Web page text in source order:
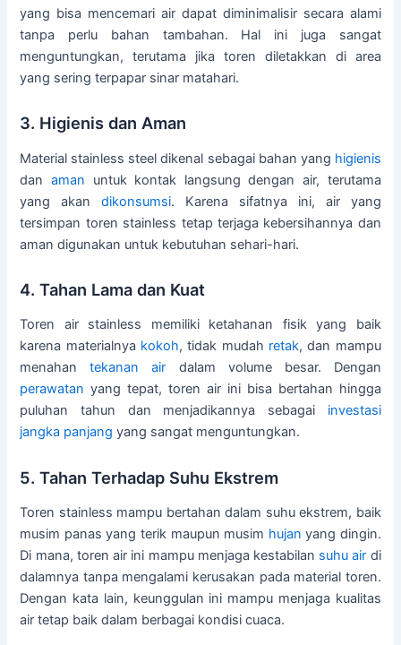
yang bisa mencemari air dapat diminimalisir secara alami
tanpa perlu bahan tambahan. Hal ini juga sangat
menguntungkan, terutama jika toren diletakkan di area
yang sering terpapar sinar matahari.
3. Higienis dan Aman
Material stainless steel dikenal sebagai bahan yang higienis
danaman untuk kontak langsung dengan air, terutama
yang akandikonsumsi. Karena sifatnya ini, air yang
tersimpan toren stainless tetap terjaga kebersihannya dan
aman digunakan untuk kebutuhan sehari-hari.
4. Tahan Lama dan Kuat
Toren air stainless memiliki ketahanan fisik yang baik
karena materialnya kokoh, tidak mudah retak, dan mampu
menahantekanan air dalam volume besar. Dengan
perawatan yang tepat, toren air ini bisa bertahan hingga
puluhan tahun dan menjadikannya sebagai investasi
jangka panjang yang sangat menguntungkan.
5. Tahan Terhadap Suhu Ekstrem
Toren stainless mampu bertahan dalam suhu ekstrem, baik
musim panas yang terik maupun musim hujan yang dingin.
Di mana, toren air ini mampu menjaga kestabilan suhu air di
dalamnya tanpa mengalami kerusakan pada material toren.
Dengan kata lain, keunggulan ini mampu menjaga kualitas
air tetap baik dalam berbagai kondisi cuaca.